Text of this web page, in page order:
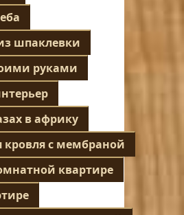
шпаклевки
руками
в африку
кровля с мембраной
квартире